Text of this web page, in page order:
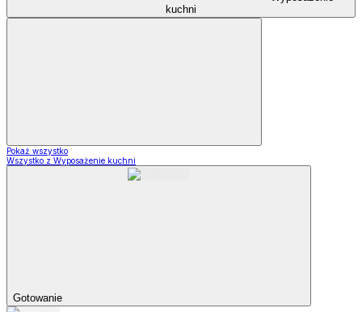
kuchni
Pokaż wszystko
Wszystko z Wyposażenie kuchni
Gotowanie